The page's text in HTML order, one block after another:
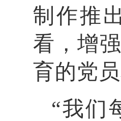
制作推
看，增
育的党
“我们